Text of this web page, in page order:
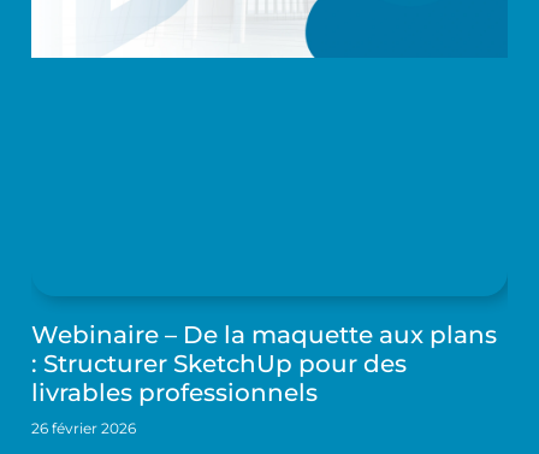
Webinaire – De la maquette aux plans
: Structurer SketchUp pour des
livrables professionnels
26 février 2026